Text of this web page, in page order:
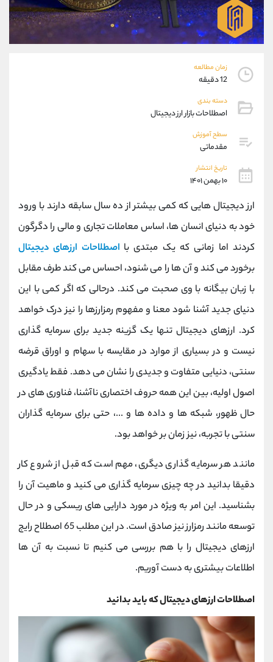
زمان مطالعه
12 دقیقه
دسته بندی
اصطلاحات بازار ارز دیجیتال
سطح آموزش
مقدماتی
تاریخ انتشار
۱۰ بهمن ۱۴۰۱
ارز دیجیتال هایی که کمی بیشتر از ده سال سابقه دارند با ورود
خود به دنیای انسان ها، اساس معاملات تجاری و مالی را دگرگون
کردند اما زمانی که یک مبتدی با اصطلاحات ارزهای دیجیتال
برخورد می کند و آن ها را می شنود، احساس می کند طرف مقابل
با زبان بیگانه با وی صحبت می کند. درحالی که اگر کمی با این
دنیای جدید آشنا شود معنا و مفهوم رمزارزها را نیز درک خواهد
کرد. ارزهای دیجیتال تنها یک گزینه جدید برای سرمایه گذاری
نیست و در بسیاری از موارد در مقایسه با سهام و اوراق قرضه
سنتی، دنیایی متفاوت و جدیدی را نشان می دهد. فقط یادگیری
اصول اولیه، بین این همه حروف اختصاری ناآشنا، فناوری های در
حال ظهور، شبکه ها و داده ها و ...، حتی برای سرمایه گذاران
سنتی با تجربه، نیز زمان بر خواهد بود.
مانند هر سرمایه گذاری دیگری، مهم است که قبل از شروع کار
دقیقا بدانید در چه چیزی سرمایه گذاری می کنید و ماهیت آن را
بشناسید. این امر به ویژه در مورد دارایی های ریسکی و در حال
توسعه مانند رمزارز نیز صادق است. در این مطلب 65 اصطلاح رایج
ارزهای دیجیتال را با هم بررسی می کنیم تا نسبت به آن ها
اطلاعات بیشتری به دست آوریم.
اصطلاحات ارزهای دیجیتال که باید بدانید
09304891085
واتساپ شروع گفتگو
تلگرام @Armteam_admin_103
پشتیبان فروش
موبایل
واتساپ
داخلی
اطلاعات تماس (دفتر فروش)
تلفن 021-22021030
بدون پیش شماره 90001030
اینستاگرام @alireza.mehrabii
@alirezamehrabi_com